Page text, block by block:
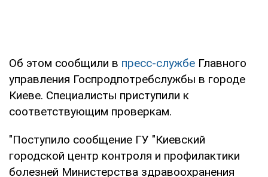
Об этом сообщили в пресс-службе Главного
управления Госпродпотребслужбы в городе
Киеве. Специалисты приступили к
соответствующим проверкам.
"Поступило сообщение ГУ "Киевский
городской центр контроля и профилактики
болезней Министерства здравоохранения